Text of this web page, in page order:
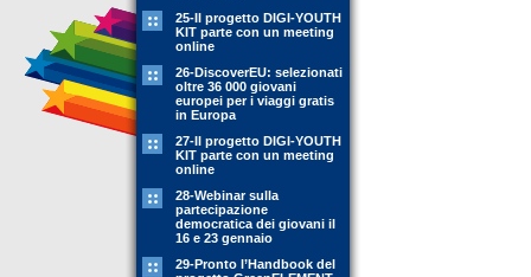
25-Il progetto DIGI-YOUTH
KIT parte con un meeting
online
26-DiscoverEU: selezionati
oltre 36 000 giovani
europei per i viaggi gratis
in Europa
27-Il progetto DIGI-YOUTH
KIT parte con un meeting
online
28-Webinar sulla
partecipazione
democratica dei giovani il
16 e 23 gennaio
29-Pronto l’Handbook del